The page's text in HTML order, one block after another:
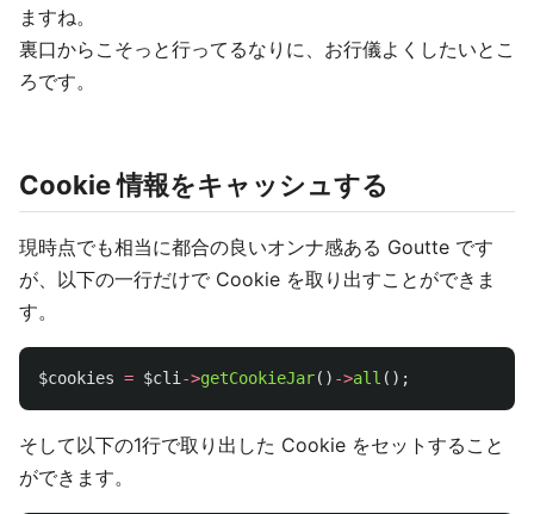
ますね。
裏口からこそっと行ってるなりに、お行儀よくしたいとこ
ろです。
Cookie 情報をキャッシュする
現時点でも相当に都合の良いオンナ感ある Goutte です
が、以下の一行だけで Cookie を取り出すことができま
す。
$cookies = $cli ->getCookieJar() ->all ();
そして以下の1行で取り出した Cookie をセットすること
ができます。